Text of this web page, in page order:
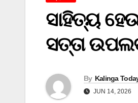
ସାହିତ୍ୟ
ସତ୍ତା
By Kalinga
JUN 14, 2026